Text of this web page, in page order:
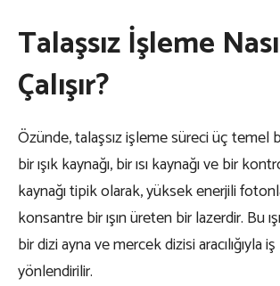
Talaşsız İşleme
Çalışır?
Özünde, talaşsız işleme süreci üç temel
bir ışık kaynağı, bir ısı kaynağı ve bir
kaynağı tipik olarak, yüksek enerjili
konsantre bir ışın üreten bir lazerdir. Bu
bir dizi ayna ve mercek dizisi aracılığıyla
yönlendirilir.